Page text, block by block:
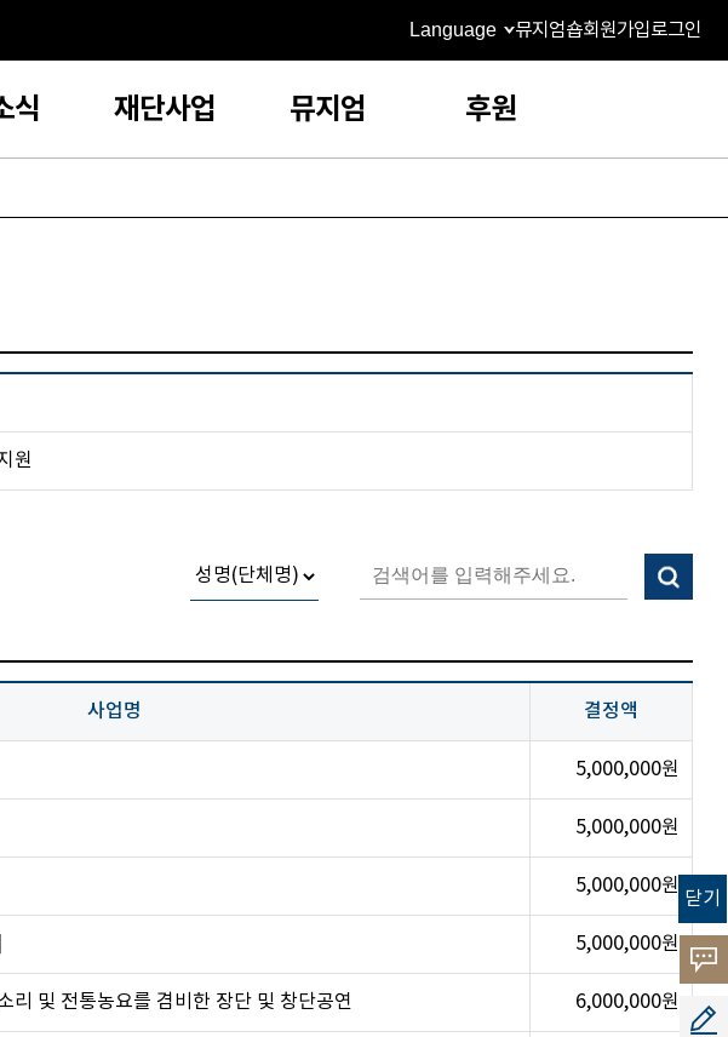
Language 뮤지엄숍회원가입로그인
식 재단사업 뮤지엄 후원
닫기
고객
소리
공모
원
사업명 결정액
5,000,000원
5,000,000원
5,000,000원
5,000,000원
리 및 전통농요를 겸비한 장단 및 창단공연 6,000,000원